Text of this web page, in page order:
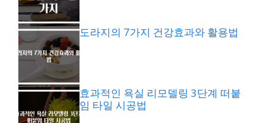
도라지의 7가지 건강효과와 활용법
효과적인 욕실 리모델링 3단계 떠붙
임 타일 시공법